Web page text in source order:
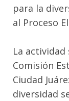
para la
al Proceso
La
Comisión
Ciudad
diversidad